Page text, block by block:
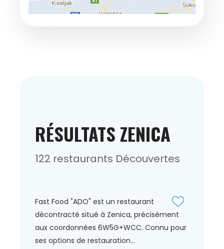
RÉSULTATS ZENICA
122 restaurants Découvertes
Fast Food "ADO" est un restaurant
décontracté situé à Zenica, précisément
aux coordonnées 6W5G+WCC. Connu pour
ses options de restauration...